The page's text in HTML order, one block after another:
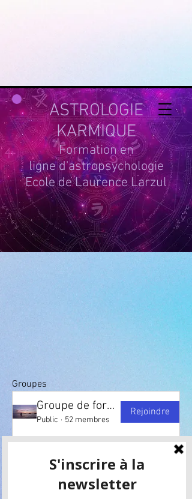
ASTROLOGIE
KARMIQUE
Formation en
ligne d'astropsychologie
Ecole de Laurence Larzul
Groupes
Groupe de formation-astrologie
Public · 52 membres
Rejoindre
DÉBUTANTS ET PLUS AVANCÉS
Privé · 6 Étudiants
LES FONDAMENTAUX DE L'ÉCOLE Rejoindre